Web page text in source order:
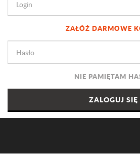
ZAŁÓŻ DARMOWE
NIE PAMIĘTAM